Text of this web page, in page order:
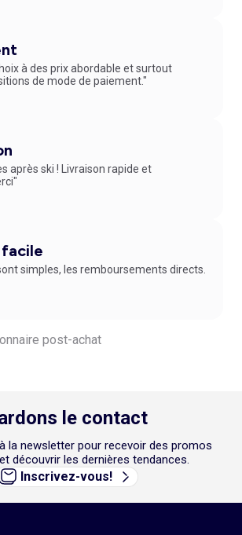
à des prix abordable et surtout
de mode de paiement."
après ski ! Livraison rapide et
simples, les remboursements directs.
post-achat
le contact
la newsletter pour recevoir des promos
découvrir les dernières tendances.
Inscrivez-vous!